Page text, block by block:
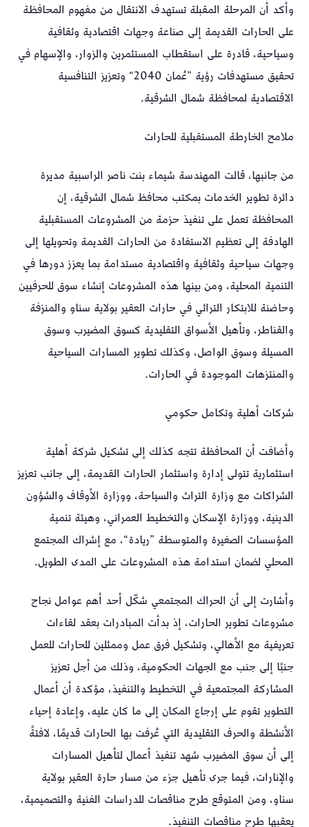
وأكد أن المرحلة المقبلة تستهدف الانتقال من مفهوم المحافظة
على الحارات القديمة إلى صناعة وجهات اقتصادية وثقافية
وسياحية، قادرة على استقطاب المستثمرين والزوار، والإسهام في
تحقيق مستهدفات رؤية ”عُمان 2040“ وتعزيز التنافسية
الاقتصادية لمحافظة شمال الشرقية.
ملامح الخارطة المستقبلية للحارات
من جانبها، قالت المهندسة شيماء بنت ناصر الراسبية مديرة
دائرة تطوير الخدمات بمكتب محافظ شمال الشرقية، إن
المحافظة تعمل على تنفيذ حزمة من المشروعات المستقبلية
الهادفة إلى تعظيم الاستفادة من الحارات القديمة وتحويلها إلى
وجهات سياحية وثقافية واقتصادية مستدامة بما يعزز دورها في
التنمية المحلية، ومن بينها هذه المشروعات إنشاء سوق للحرفيين
وحاضنة للابتكار التراثي في حارات العقير بولاية سناو والمنزفة
والقناطر، وتأهيل الأسواق التقليدية كسوق المضيرب وسوق
المسيلة وسوق الواصل، وكذلك تطوير المسارات السياحية
والمنتزهات الموجودة في الحارات.
شركات أهلية وتكامل حكومي
وأضافت أن المحافظة تتجه كذلك إلى تشكيل شركة أهلية
استثمارية تتولى إدارة واستثمار الحارات القديمة، إلى جانب تعزيز
الشراكات مع وزارة التراث والسياحة، ووزارة الأوقاف والشؤون
الدينية، ووزارة الإسكان والتخطيط العمراني، وهيئة تنمية
المؤسسات الصغيرة والمتوسطة ”ريادة“، مع إشراك المجتمع
المحلي لضمان استدامة هذه المشروعات على المدى الطويل.
وأشارت إلى أن الحراك المجتمعي شكّل أحد أهم عوامل نجاح
مشروعات تطوير الحارات، إذ بدأت المبادرات بعقد لقاءات
تعريفية مع الأهالي، وتشكيل فرق عمل وممثلين للحارات للعمل
جنبًا إلى جنب مع الجهات الحكومية، وذلك من أجل تعزيز
المشاركة المجتمعية في التخطيط والتنفيذ، مؤكدة أن أعمال
التطوير تقوم على إرجاع المكان إلى ما كان عليه، وإعادة إحياء
الأنشطة والحرف التقليدية التي عُرفت بها الحارات قديمًا، لافتةً
إلى أن سوق المضيرب شهد تنفيذ أعمال لتأهيل المسارات
والإنارات، فيما جرى تأهيل جزء من مسار حارة العقير بولاية
سناو، ومن المتوقع طرح مناقصات للدراسات الفنية والتصميمية،
يعقبها طرح مناقصات التنفيذ.